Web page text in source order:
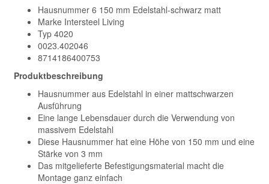
Hausnummer 6 150 mm Edelstahl-schwarz matt
Marke Intersteel Living
Typ 4020
0023.402046
8714186400753
Produktbeschreibung
Hausnummer aus Edelstahl in einer mattschwarzen
Ausführung
Eine lange Lebensdauer durch die Verwendung von
massivem Edelstahl
Diese Hausnummer hat eine Höhe von 150 mm und eine
Stärke von 3 mm
Das mitgelieferte Befestigungsmaterial macht die
Montage ganz einfach